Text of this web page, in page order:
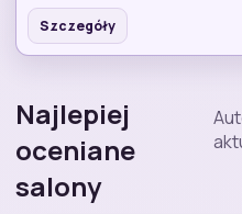
Szczegóły
Najlepiej
oceniane
salony